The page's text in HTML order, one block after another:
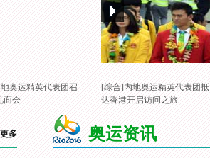
奥运精英代表团召
面会
[综合]内地奥运精英代表团抵
达香港开启访问之旅
更多 奥运资讯